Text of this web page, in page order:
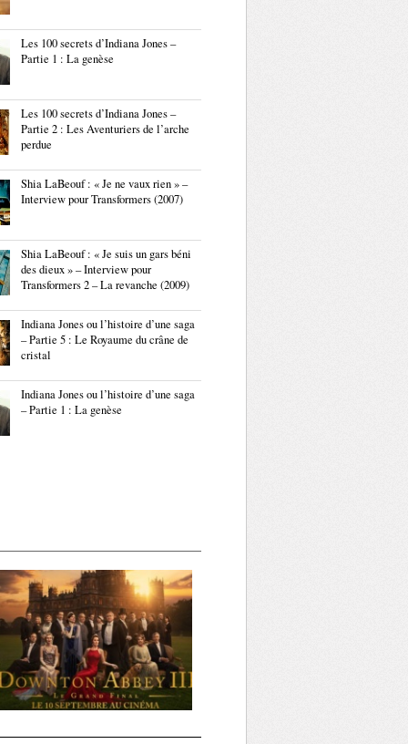
Les 100 secrets d’Indiana Jones –
Partie 1 : La genèse
Les 100 secrets d’Indiana Jones –
Partie 2 : Les Aventuriers de l’arche
perdue
Shia LaBeouf : « Je ne vaux rien » –
Interview pour Transformers (2007)
Shia LaBeouf : « Je suis un gars béni
des dieux » – Interview pour
Transformers 2 – La revanche (2009)
Indiana Jones ou l’histoire d’une saga
– Partie 5 : Le Royaume du crâne de
cristal
Indiana Jones ou l’histoire d’une saga
– Partie 1 : La genèse